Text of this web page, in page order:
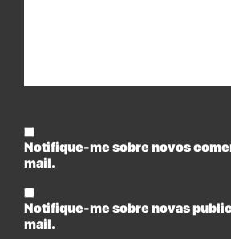
Notifique-me sobre novos
mail.
Notifique-me sobre novas
mail.